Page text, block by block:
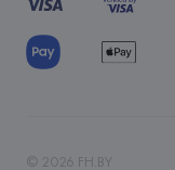
© 2026 FH.BY